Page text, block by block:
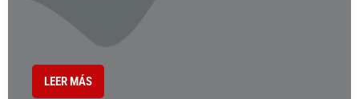
LEER MÁS